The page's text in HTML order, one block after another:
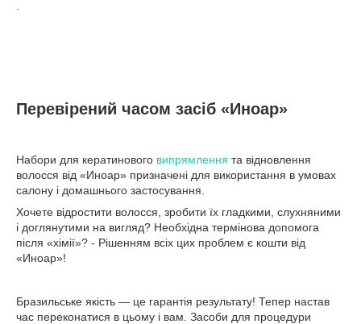
Перевірений часом засіб «Иноар»
Набори для кератинового випрямлення та відновлення
волосся від «Иноар» призначені для використання в умовах
салону і домашнього застосування.
Хочете відростити волосся, зробити їх гладкими, слухняними
і доглянутими на вигляд? Необхідна термінова допомога
після «хімії»? - Рішенням всіх цих проблем є кошти від
«Иноар»!
Бразильське якість — це гарантія результату! Тепер настав
час переконатися в цьому і вам. Засоби для процедури